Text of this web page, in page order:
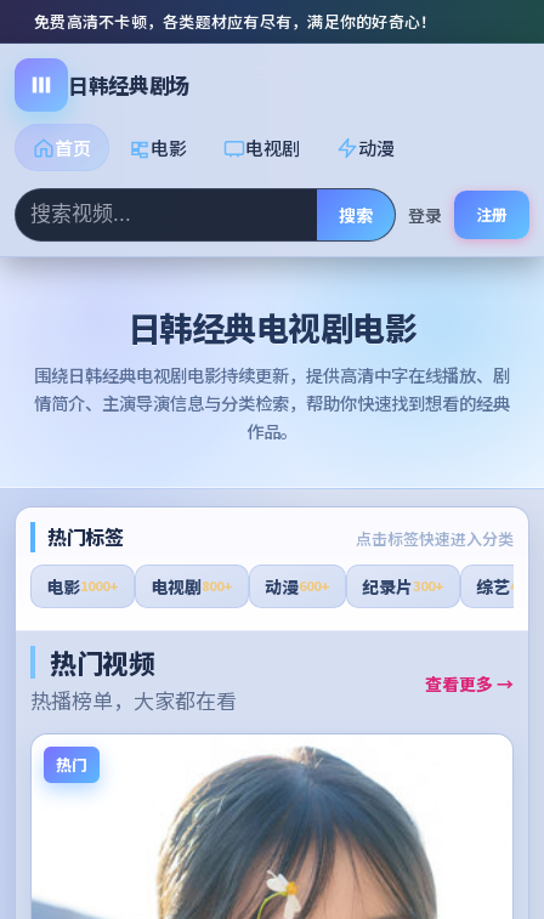
免费高清不卡顿，各类题材应有尽有，满足你的好奇心！
日韩经典剧场
首页 电影 电视剧 动漫
搜索 登录 注册
日韩经典电视剧电影
围绕日韩经典电视剧电影持续更新，提供高清中字在线播放、剧
情简介、主演导演信息与分类检索，帮助你快速找到想看的经典
作品。
热门标签 点击标签快速进入分类
电影1000+ 电视剧800+ 动漫600+ 纪录片300+ 综艺400+
热门视频
热播榜单，大家都在看
查看更多 →
热门